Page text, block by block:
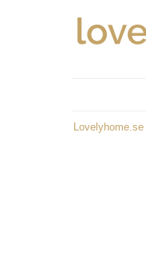
Lovelyhome.se